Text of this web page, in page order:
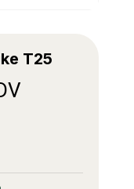
T25